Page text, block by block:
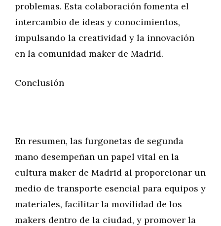
problemas. Esta colaboración fomenta el
intercambio de ideas y conocimientos,
impulsando la creatividad y la innovación
en la comunidad maker de Madrid.
Conclusión
En resumen, las furgonetas de segunda
mano desempeñan un papel vital en la
cultura maker de Madrid al proporcionar un
medio de transporte esencial para equipos y
materiales, facilitar la movilidad de los
makers dentro de la ciudad, y promover la